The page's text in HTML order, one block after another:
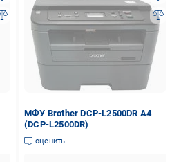
МФУ Brother DCP-L2500DR А4
(DCP-L2500DR)
оценить